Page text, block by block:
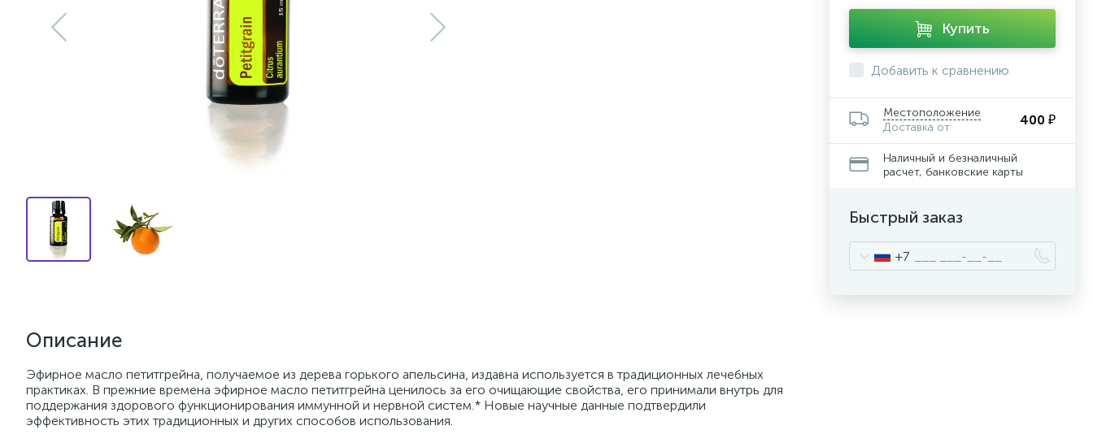
Описание
Эфирное масло петитгрейна, получаемое из дерева горького апельсина, издавна используется в традиционных лечебных
практиках. В прежние времена эфирное масло петитгрейна ценилось за его очищающие свойства, его принимали внутрь для
поддержания здорового функционирования иммунной и нервной систем.* Новые научные данные подтвердили
эффективность этих традиционных и других способов использования.
Купить
Добавить к сравнению
Местоположение
Доставка от
400 ₽
Наличный и безналичный
расчет, банковские карты
Быстрый заказ
+7